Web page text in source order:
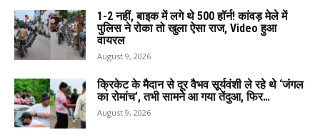
1-2 नहीं, बाइक में लगे थे 500 हॉर्न! कांवड़ मेले में
पुलिस ने रोका तो खुला ऐसा राज, Video हुआ
वायरल
August 9, 2026
क्रिकेट के मैदान से दूर वैभव सूर्यवंशी ले रहे थे ‘जंगल
का रोमांच’, तभी सामने आ गया तेंदुआ, फिर…
August 9, 2026